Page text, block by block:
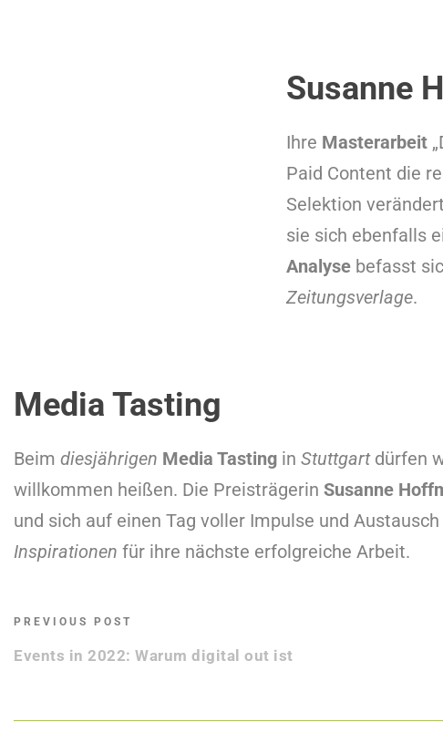
Susanne
Ihre Masterarbeit
Paid Content die
Selektion
sie sich ebenfalls
Analysebefasst
Zeitungsverlage.
Media Tasting
Beim diesjährigen Media Tasting in Stuttgartdürfen
willkommen heißen. Die Preisträgerin Susanne
und sich auf einen Tag voller Impulse und
Inspirationen für ihre nächste erfolgreiche Arbeit.
PREVIOUS POST
Events in 2022: Warum digital out ist
Impressum
AGB